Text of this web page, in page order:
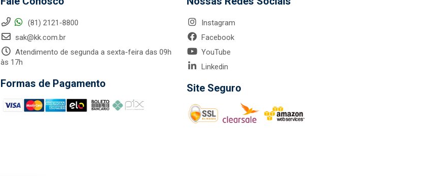
(81) 2121-8800
sak@kk.com.br
Atendimento de segunda a sexta-feira das 09h
às 17h
Formas de Pagamento
Instagram
Facebook
YouTube
Linkedin
Site Seguro